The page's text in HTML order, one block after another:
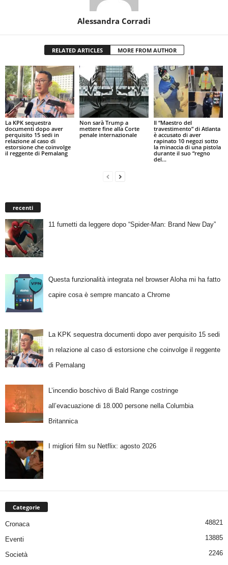
Alessandra Corradi
RELATED ARTICLES MORE FROM AUTHOR
La KPK sequestra
documenti dopo aver
perquisito 15 sedi in
relazione al caso di
estorsione che coinvolge
il reggente di Pemalang
Non sarà Trump a
mettere fine alla Corte
penale internazionale
Il “Maestro del
travestimento” di Atlanta
è accusato di aver
rapinato 10 negozi sotto
la minaccia di una pistola
durante il suo “regno
del...
recenti
11 fumetti da leggere dopo “Spider-Man: Brand New Day”
Questa funzionalità integrata nel browser Aloha mi ha fatto
capire cosa è sempre mancato a Chrome
La KPK sequestra documenti dopo aver perquisito 15 sedi
in relazione al caso di estorsione che coinvolge il reggente
di Pemalang
L’incendio boschivo di Bald Range costringe
all’evacuazione di 18.000 persone nella Columbia
Britannica
I migliori film su Netflix: agosto 2026
Categorie
Cronaca 48821
Eventi 13885
Società
2246